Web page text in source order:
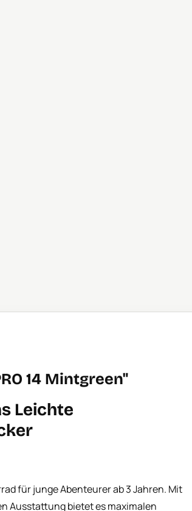
14 Mintgreen"
Leichte
für junge Abenteurer ab 3 Jahren. Mit
Ausstattung bietet es maximalen